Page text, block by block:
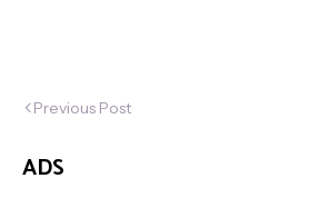
Previous Post
ADS